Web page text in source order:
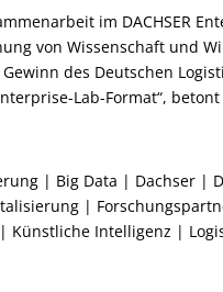
im DACHSER
von Wissenschaft und
des Deutschen
Lab-Format“,
| Big Data | Dachser |
|
| Künstliche Intelligenz |